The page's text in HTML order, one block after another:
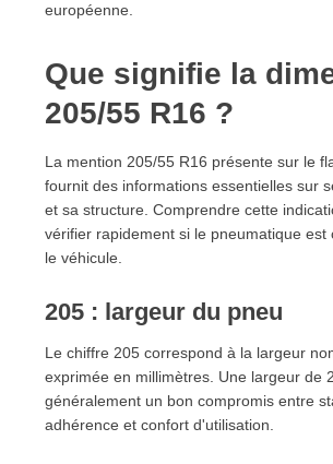
11.3. Indice de charge adapté
12.1. Pneus XL
12.2. Technologie Run Flat
12.3. Homologations constructeur
saisons
13.1. Quand privilégier les pneus
13.2. Quand choisir les pneus hiver ?
13.3. Dans quels cas opter pour des
14. Comment comparer les modèles
14.1. Vérifier les dimensions
14.2. Comparer les performances
14.3. Adapter le choix à son usage
15. Erreurs fréquentes à éviter
européenne.
Que signifie la
205/55 R16 ?
La mention 205/55 R16 présente sur le
fournit des informations essentielles sur
et sa structure. Comprendre cette
vérifier rapidement si le pneumatique est
le véhicule.
205 : largeur du pneu
Le chiffre 205 correspond à la largeur
exprimée en millimètres. Une largeur de
généralement un bon compromis entre
adhérence et confort d'utilisation.